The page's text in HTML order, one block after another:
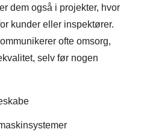
dem også i projekter, hvor
kunder eller inspektører.
ofte omsorg,
selv før nogen